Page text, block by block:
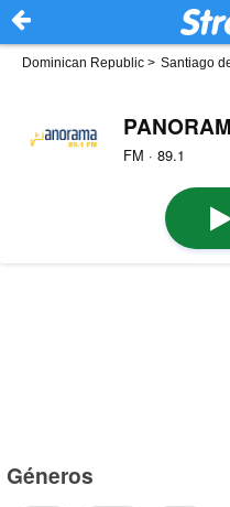
Dominican Republic > Santiago
FM · 89.1
Géneros